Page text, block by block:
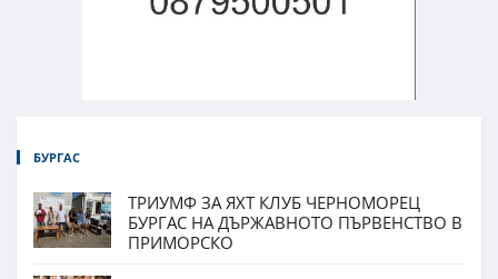
БУРГАС
ТРИУМФ ЗА ЯХТ КЛУБ ЧЕРНОМОРЕЦ
БУРГАС НА ДЪРЖАВНОТО ПЪРВЕНСТВО В
ПРИМОРСКО